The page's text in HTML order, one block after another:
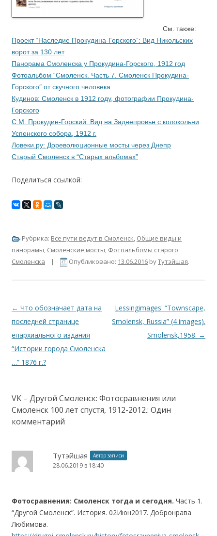
См. также:
Проект “Наследие Прокудина-Горского”: Вид Никольских
ворот за 130 лет
Панорама Смоленска у Прокудина-Горского, 1912 год
Фотоальбом “Смоленск. Часть 7. Смоленск Прокудина-
Горского″ от скучного человека
Кудинов: Смоленск в 1912 году, фотографии Прокудина-
Горского
С.М. Прокудин-Горский: Вид на Заднепровье с колокольни
Успенского собора, 1912 г.
Ловеки.ру: Дореволюционные мосты через Днепр
Старый Смоленск в “Старых альбомах”
Поделиться ссылкой:
Рубрика: Все пути ведут в Смоленск, Общие виды и
панорамы, Смоленские мосты, Фотоальбомы старого
Смоленска | Опубликовано: 13.06.2016 byТутэйшая.
Навигация по записям
← Что обозначает дата на
последней странице
епархиального издания
“Истории города Смоленска
…” 1876 г.?
Lessingimages: “Townscape,
Smolensk, Russia” (4 images).
Smolensk,1958. →
VK – Другой Смоленск: Фотосравнения или
Смоленск 100 лет спустя, 1912-2012.: Один
комментарий
Тутэйшая Автор записи
28.06.2019 в 18:40
Фотосравнения: Смоленск тогда и сегодня. Часть 1.
“Другой Смоленск”. История. 02Июн2017. Добронрава
Любимова.